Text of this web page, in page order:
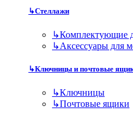
↳Стеллажи
↳Комплектующие
↳Аксессуары для
↳Ключницы и почтовые
↳Ключницы
↳Почтовые ящики